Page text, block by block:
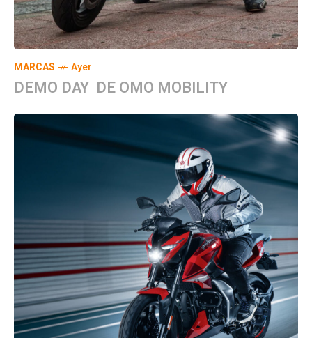
MARCAS Ayer
DEMO DAY DE OMO MOBILITY